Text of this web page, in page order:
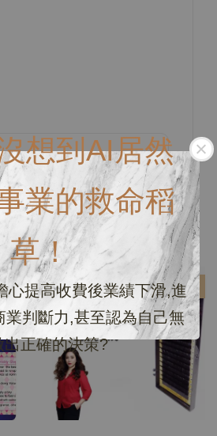
想到AI居然
業的救命稻
草！
心提高收費後業績下滑,進
業判斷力,甚至認為自己無
出正確的決策?
優惠